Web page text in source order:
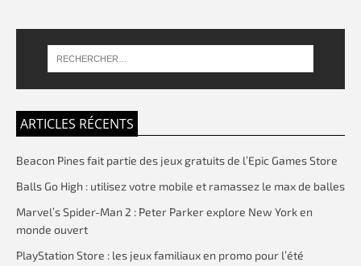
ARTICLES RÉCENTS
Beacon Pines fait partie des jeux gratuits de l’Epic Games Store
Balls Go High : utilisez votre mobile et ramassez le max de balles
Marvel’s Spider-Man 2 : Peter Parker explore New York en
monde ouvert
PlayStation Store : les jeux familiaux en promo pour l’été